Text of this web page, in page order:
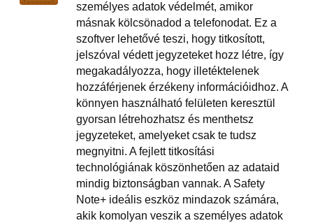
személyes adatok védelmét, amikor
másnak kölcsönadod a telefonodat. Ez a
szoftver lehetővé teszi, hogy titkosított,
jelszóval védett jegyzeteket hozz létre, így
megakadályozza, hogy illetéktelenek
hozzáférjenek érzékeny információidhoz. A
könnyen használható felületen keresztül
gyorsan létrehozhatsz és menthetsz
jegyzeteket, amelyeket csak te tudsz
megnyitni. A fejlett titkosítási
technológiának köszönhetően az adataid
mindig biztonságban vannak. A Safety
Note+ ideális eszköz mindazok számára,
akik komolyan veszik a személyes adatok